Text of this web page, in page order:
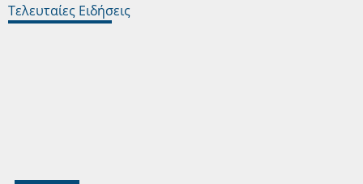
Τελευταίες Ειδήσεις